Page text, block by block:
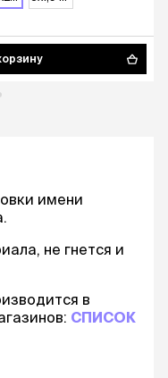
имени
не гнется и
в
СПИСОК